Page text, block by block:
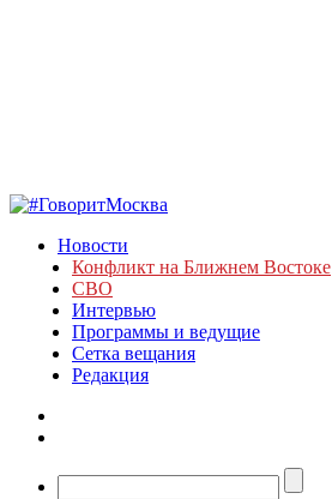
Новости
Конфликт на Ближнем Востоке
СВО
Интервью
Программы и ведущие
Сетка вещания
Редакция